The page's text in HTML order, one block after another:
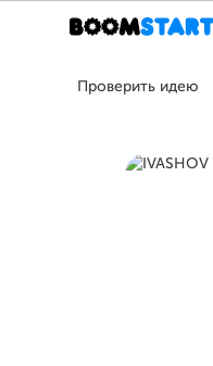
Проверить идею